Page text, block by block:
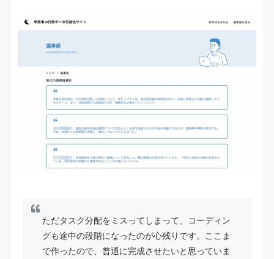
ただタスク分配をミスってしまって、コーディン
グも途中の段階になったのが心残りです。ここま
で作ったので、普通に完成させたいと思っていま